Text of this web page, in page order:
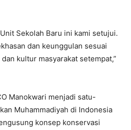
Sekolah Baru ini kami setujui.
dan keunggulan sesuai
kultur masyarakat setempat,”
Manokwari menjadi satu-
Muhammadiyah di Indonesia
konsep konservasi